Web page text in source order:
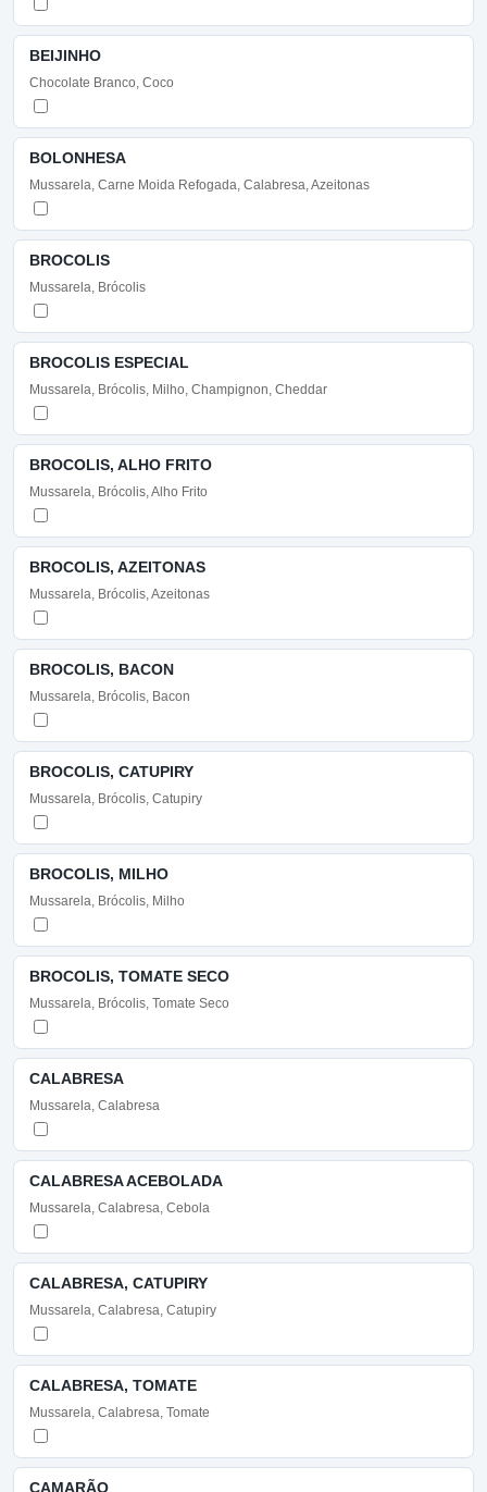
BEIJINHO
Chocolate Branco, Coco
BOLONHESA
Mussarela, Carne Moida Refogada, Calabresa, Azeitonas
BROCOLIS
Mussarela, Brócolis
BROCOLIS ESPECIAL
Mussarela, Brócolis, Milho, Champignon, Cheddar
BROCOLIS, ALHO FRITO
Mussarela, Brócolis, Alho Frito
BROCOLIS, AZEITONAS
Mussarela, Brócolis, Azeitonas
BROCOLIS, BACON
Mussarela, Brócolis, Bacon
BROCOLIS, CATUPIRY
Mussarela, Brócolis, Catupiry
BROCOLIS, MILHO
Mussarela, Brócolis, Milho
BROCOLIS, TOMATE SECO
Mussarela, Brócolis, Tomate Seco
CALABRESA
Mussarela, Calabresa
CALABRESA ACEBOLADA
Mussarela, Calabresa, Cebola
CALABRESA, CATUPIRY
Mussarela, Calabresa, Catupiry
CALABRESA, TOMATE
Mussarela, Calabresa, Tomate
CAMARÃO